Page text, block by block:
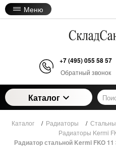
Меню
+7 (495) 055 58 57
Обратный звонок
Каталог
Каталог / Радиаторы /
Радиаторы Kermi
Радиатор стальной Kermi FKO